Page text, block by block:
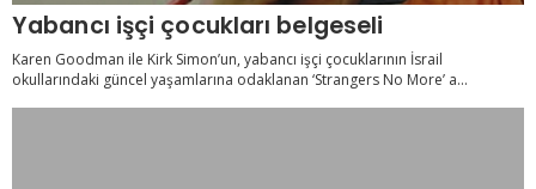
Yabancı işçi çocukları belgeseli
Karen Goodman ile Kirk Simon’un, yabancı işçi çocuklarının İsrail
okullarındaki güncel yaşamlarına odaklanan ‘Strangers No More’ a...